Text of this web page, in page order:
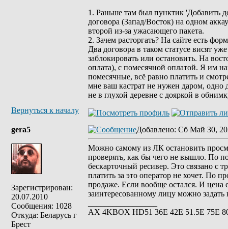
1. Раньше там был пунктик 'Добавить
договора (Запад/Восток) на одном
второй из-за ужасающего пакета.
2. Зачем расторгать? На сайте
Два договора в таком статусе висят
заблокировать или остановить. На
оплата), с помесячной оплатой. Я им
помесячные, всё равно платить и
мне ваш кастрат не нужен даром, одно
не в глухой деревне с дояркой в
Вернуться к началу
gera5
Зарегистрирован:
20.07.2010
Сообщения: 1028
Откуда: Беларусь г
Брест
Добавлено: Сб Май 30,
Можно самому из ЛК остановить
проверять, как бы чего не вышло. По
бескарточный ресивер. Это связано с
платить за это оператор не хочет. По
продаже. Если вообще остался. И цена
заинтересованному лицу можно
АХ 4KBOX HD51 36E 42Е 51.5Е 75Е